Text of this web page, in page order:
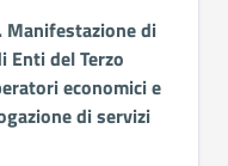
Manifestazione di
Enti del Terzo
economici e
di servizi